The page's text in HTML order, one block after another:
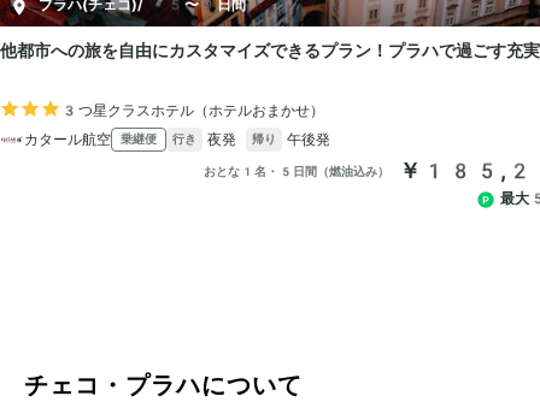
チェコ・プラハについて